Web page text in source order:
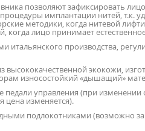
позволяют зафиксировать
имплантации нитей, т.к.
методики, когда нитевой
когда лицо принимает
итальянского производства,
высококачественной экокожи,
износостойкий «дышащий»
управления (при изменении
цена изменяется).
подлокотниками (возможно